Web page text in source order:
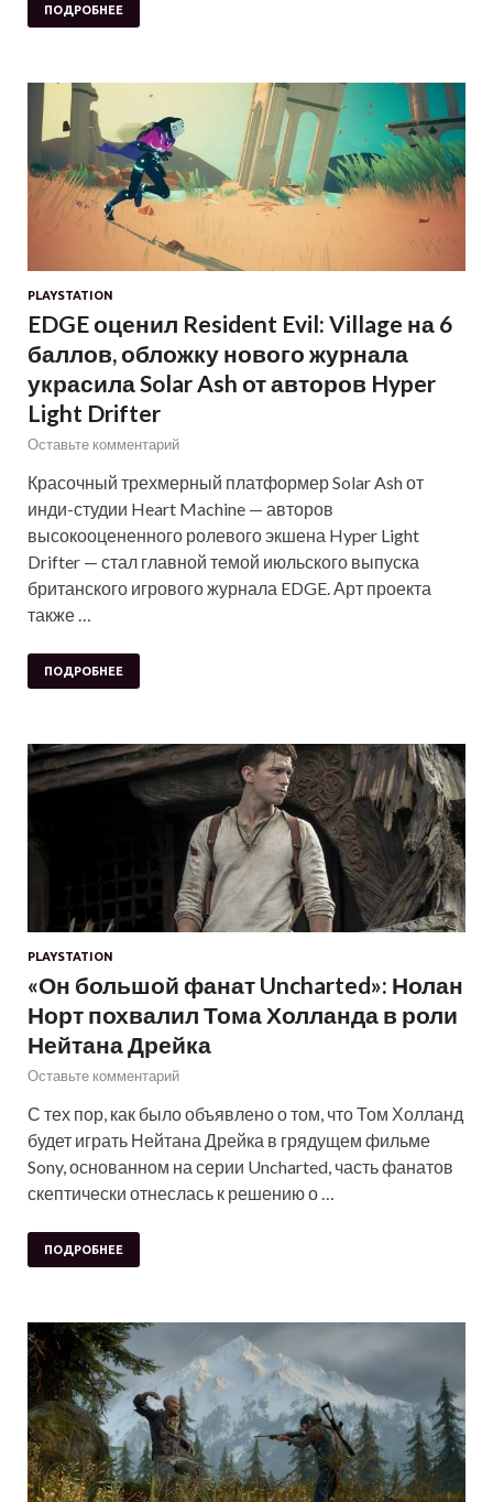
ПОДРОБНЕЕ
PLAYSTATION
EDGE оценил Resident Evil: Village на 6
баллов, обложку нового журнала
украсила Solar Ash от авторов Hyper
Light Drifter
Оставьте комментарий
Красочный трехмерный платформер Solar Ash от
инди-студии Heart Machine — авторов
высокооцененного ролевого экшена Hyper Light
Drifter — стал главной темой июльского выпуска
британского игрового журнала EDGE. Арт проекта
также …
ПОДРОБНЕЕ
PLAYSTATION
«Он большой фанат Uncharted»: Нолан
Норт похвалил Тома Холланда в роли
Нейтана Дрейка
Оставьте комментарий
С тех пор, как было объявлено о том, что Том Холланд
будет играть Нейтана Дрейка в грядущем фильме
Sony, основанном на серии Uncharted, часть фанатов
скептически отнеслась к решению о …
ПОДРОБНЕЕ